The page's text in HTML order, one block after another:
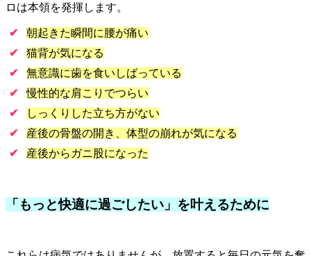
ロは本領を発揮します。
✔
朝起きた瞬間に腰が痛い
✔
猫背が気になる
✔
無意識に歯を食いしばっている
✔
慢性的な肩こりでつらい
✔
しっくりした立ち方がない
✔
産後の骨盤の開き、体型の崩れが気になる
✔
産後からガニ股になった
「もっと快適に過ごしたい」を叶えるために